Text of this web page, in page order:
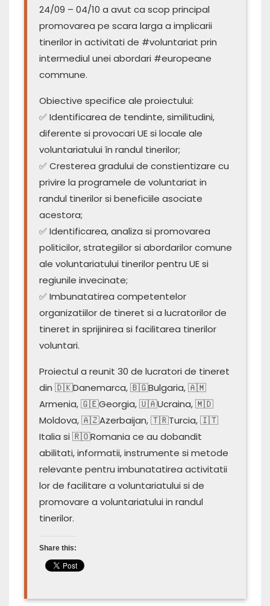
24/09 – 04/10 a avut ca scop principal
promovarea pe scara larga a implicarii
tinerilor in activitati de #voluntariat prin
intermediul unei abordari #europeane
commune.
Obiective specifice ale proiectului:
✅ Identificarea de tendinte, similitudini,
diferente si provocari UE si locale ale
voluntariatului în randul tinerilor;
✅ Cresterea gradului de constientizare cu
privire la programele de voluntariat in
randul tinerilor si beneficiile asociate
acestora;
✅ Identificarea, analiza si promovarea
politicilor, strategiilor si abordarilor comune
ale voluntariatului tinerilor pentru UE si
regiunile invecinate;
✅ Imbunatatirea competentelor
organizatiilor de tineret si a lucratorilor de
tineret in sprijinirea si facilitarea tinerilor
voluntari.️
Proiectul a reunit 30 de lucratori de tineret
din 🇩🇰️Danemarca, 🇧🇬️️️️Bulgaria, 🇦🇲
Armenia, ️🇬🇪Georgia, 🇺🇦Ucraina, 🇲🇩
Moldova, ️🇦🇿Azerbaijan, 🇹🇷Turcia, 🇮🇹
Italia si 🇷🇴️️Romania ce au dobandit
abilitati, informatii, instrumente si metode
relevante pentru imbunatatirea activitatii
lor de facilitare a voluntariatului si de
promovare a voluntariatului in randul
tinerilor.
Share this: